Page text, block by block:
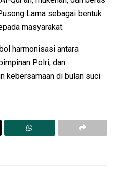
Lama sebagai bentuk
masyarakat.
harmonisasi antara
Polri, dan
kebersamaan di bulan suci